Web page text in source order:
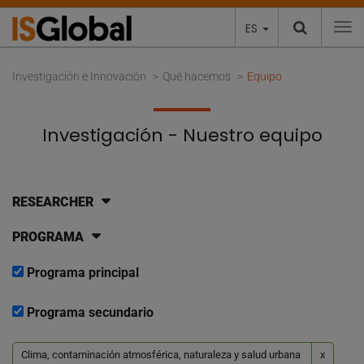
ES
Investigación e Innovación Qué hacemos Equipo
Investigación - Nuestro equipo
RESEARCHER
PROGRAMA
Programa principal
Programa secundario
Clima, contaminación atmosférica, naturaleza y salud urbana x